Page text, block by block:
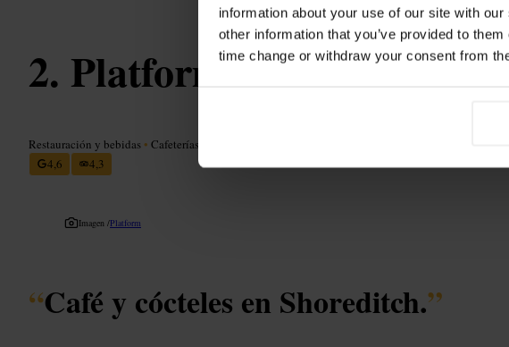
information about your use of our site with
other information that you’ve provided to
time change or withdraw your consent from
Platform Shoreditch
Restauración y bebidas • Cafeterías, cafés y teterías
4,6
4,3
Imagen /Platform
“Café y cócteles en Shoreditch.”